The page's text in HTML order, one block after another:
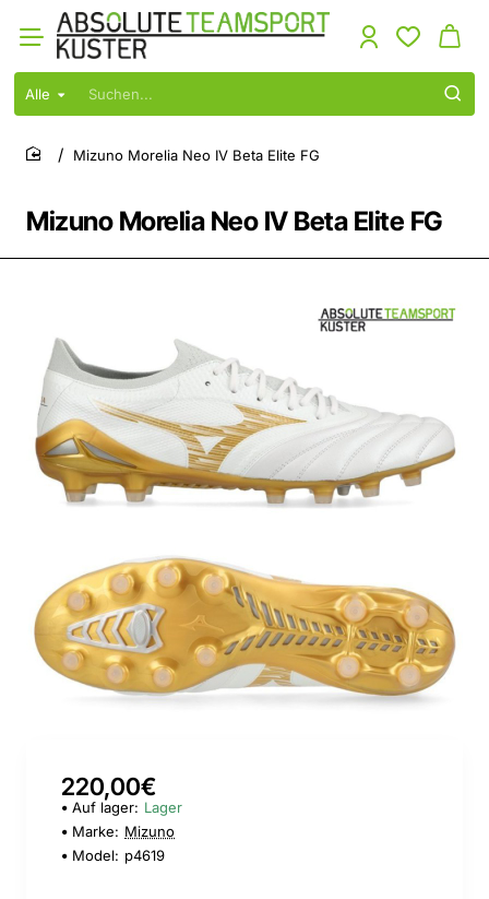
Alle
Suchen...
Mizuno Morelia Neo IV Beta Elite FG
home
Mizuno Morelia Neo IV Beta Elite FG
220,00€
Auf lager: Lager
Marke: Mizuno
Model: p4619